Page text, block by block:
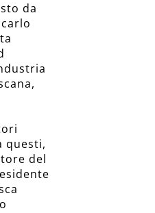
da
questi,
del